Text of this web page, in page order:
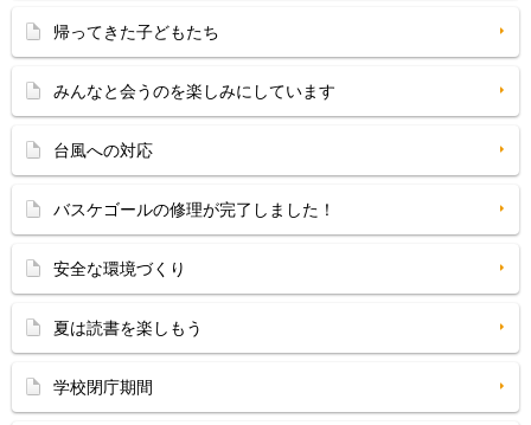
帰ってきた子どもたち
みんなと会うのを楽しみにしています
台風への対応
バスケゴールの修理が完了しました！
安全な環境づくり
夏は読書を楽しもう
学校閉庁期間